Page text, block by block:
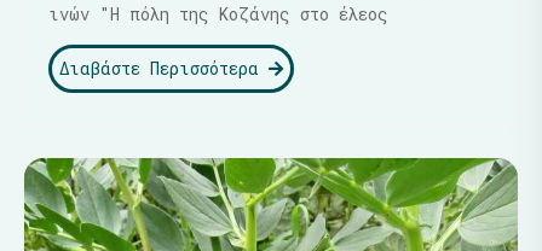
ινών "Η πόλη της Κοζάνης στο έλεος
Διαβάστε Περισσότερα